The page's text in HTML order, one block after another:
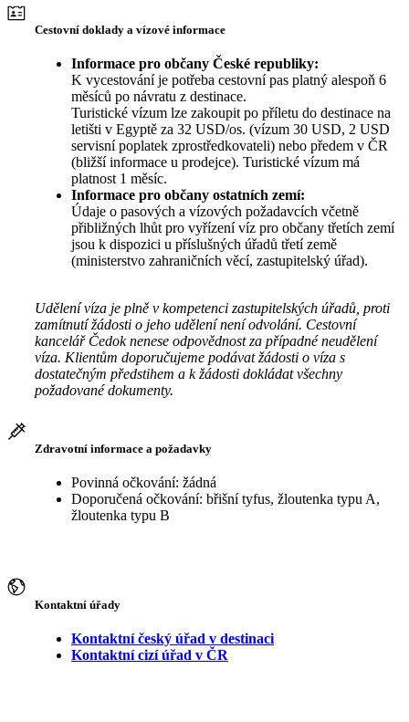
Cestovní doklady a vízové informace
Informace pro občany České republiky:
K vycestování je potřeba cestovní pas platný alespoň 6
měsíců po návratu z destinace.
Turistické vízum lze zakoupit po příletu do destinace na
letišti v Egyptě za 32 USD/os. (vízum 30 USD, 2 USD
servisní poplatek zprostředkovateli) nebo předem v ČR
(bližší informace u prodejce). Turistické vízum má
platnost 1 měsíc.
Informace pro občany ostatních zemí:
Údaje o pasových a vízových požadavcích včetně
přibližných lhůt pro vyřízení víz pro občany třetích zemí
jsou k dispozici u příslušných úřadů třetí země
(ministerstvo zahraničních věcí, zastupitelský úřad).
Udělení víza je plně v kompetenci zastupitelských úřadů, proti
zamítnutí žádosti o jeho udělení není odvolání. Cestovní
kancelář Čedok nenese odpovědnost za případné neudělení
víza. Klientům doporučujeme podávat žádosti o víza s
dostatečným předstihem a k žádosti dokládat všechny
požadované dokumenty.
Zdravotní informace a požadavky
Povinná očkování: žádná
Doporučená očkování: břišní tyfus, žloutenka typu A,
žloutenka typu B
Kontaktní úřady
Kontaktní český úřad v destinaci
Kontaktní cizí úřad v ČR